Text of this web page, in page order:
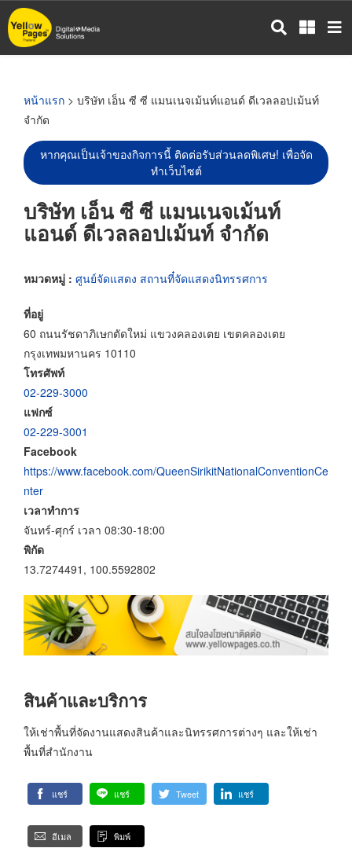
ข้าม
ไป
หน้าแรก > บริษัท เอ็น ซี ซี แมนเนจเม้นท์แอนด์ ดีเวลลอปเม้นท์
จำกัด
หากคุณเป็นเจ้าของกิจการนี้ ติดต่อรับส่วนลดพิเศษ! เพื่อจัด
ทำเว็บไซต์
บริษัท เอ็น ซี ซี แมนเนจเม้นท์
แอนด์ ดีเวลลอปเม้นท์ จำกัด
หมวดหมู่ : ศูนย์จัดแสดง สถานที๋จัดแสดงนิทรรศการ
ที่อยู่
60 ถนนรัชดาภิเษกตัดใหม่ แขวงคลองเตย เขตคลองเตย
กรุงเทพมหานคร 10110
โทรศัพท์
02-229-3000
แฟกซ์
02-229-3001
Facebook
https://www.facebook.com/QueenSirikitNationalConventionCe
nter
เวลาทำการ
จันทร์-ศุกร์ เวลา 08:30-18:00
พิกัด
13.7274491, 100.5592802
สินค้าและบริการ
ให้เช่าพื้นที่จัดงานแสดงสินค้าและนิทรรศการต่างๆ และให้เช่า
พื้นที่สำนักงาน
แชร์ แชร์ Tweet แชร์
อีเมล พิมพ์